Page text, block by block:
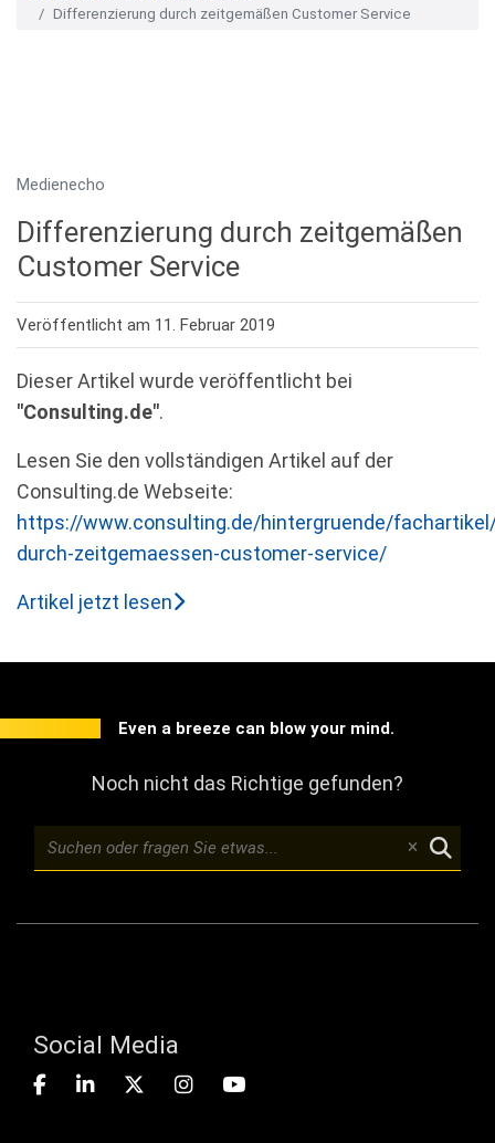
Differenzierung durch zeitgemäßen Customer Service
Medienecho
Differenzierung durch zeitgemäßen
Customer Service
Veröffentlicht am 11. Februar 2019
Dieser Artikel wurde veröffentlicht bei
"Consulting.de".
Lesen Sie den vollständigen Artikel auf der
Consulting.de Webseite:
https://www.consulting.de/hintergruende/
durch-zeitgemaessen-customer-service/
Artikel jetzt lesen
Even a breeze can blow your mind.
Noch nicht das Richtige gefunden?
Social Media